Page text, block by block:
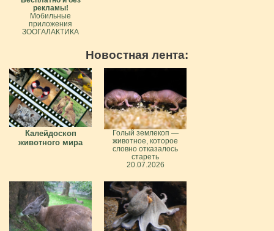
рекламы!
Мобильные
приложения
ЗООГАЛАКТИКА
Новостная лента:
Калейдоскоп
животного мира
Голый землекоп —
животное, которое
словно отказалось
стареть
20.07.2026